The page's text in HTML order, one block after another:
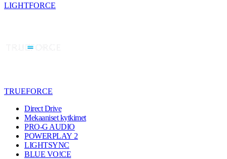
LIGHTFORCE
TRUEFORCE
Direct Drive
Mekaaniset kytkimet
PRO-G AUDIO
POWERPLAY 2
LIGHTSYNC
BLUE VO!CE